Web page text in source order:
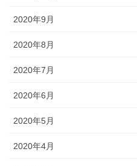
2020年9月
2020年8月
2020年7月
2020年6月
2020年5月
2020年4月